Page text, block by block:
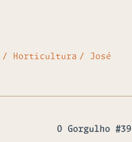
Horticultura
José
O Gorgulho #39